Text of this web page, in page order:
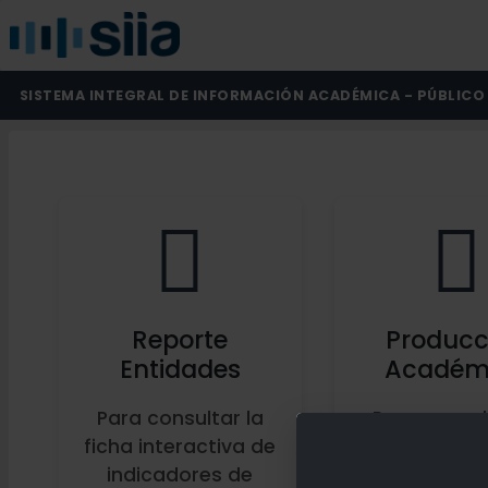
SISTEMA INTEGRAL DE INFORMACIÓN ACADÉMICA - PÚBLICO
Reporte
Entidades
Para consultar la
ficha interactiva de
indicadores de
Para